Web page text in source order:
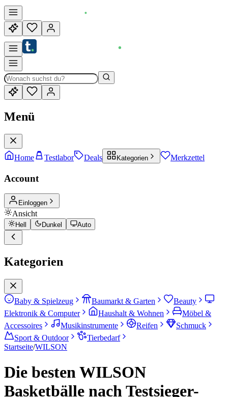
Menü
Home Testlabor Deals Kategorien Merkzettel
Account
Einloggen
Ansicht
Hell Dunkel Auto
Kategorien
Baby & Spielzeug Baumarkt & Garten
Beauty
Elektronik & Computer
Haushalt & Wohnen
Möbel &
Accessoires
Musikinstrumente Reifen
Schmuck
Sport & Outdoor
Tierbedarf
Startseite/WILSON
Die besten WILSON
Basketbälle nach Testsieger-